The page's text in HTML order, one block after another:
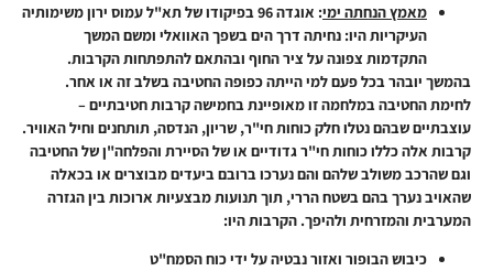
מאמץ הנחתה ימי
: אוגדה 96 בפיקודו של תא"ל עמוס ירון משימותיה
העיקריות היו: נחיתה דרך הים בשפך האוואלי ומשם המשך
התקדמות צפונה על ציר החוף ובהתאם להתפתחות הקרבות.
בהמשך יובהר בכל פעם למי הייתה כפופה החטיבה בשלב זה או אחר.
לחימת החטיבה במלחמה זו מאופיינת בחמישה קרבות חטיבתיים –
עוצבתיים שבהם נטלו חלק כוחות חי"ר, שריון, הנדסה, תותחנים וחיל האוויר.
קרבות אלה כללו כוחות חי"ר גדודיים או של הסיירת והפלחה"ן של החטיבה
וגם שהרכב משולב שלהם והם נערכו ברובם ביעדים מבוצרים או בכאלה
שהאויב נערך בהם בשטח הררי, תוך תנועות מבצעיות ארוכות בין הגזרה
המערבית והמזרחית ולהיפך. הקרבות היו:
כיבוש הבופור ואזור נבטיה על ידי כוח הסמח"ט